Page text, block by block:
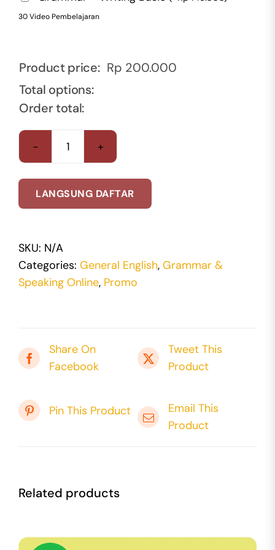
30 Video Pembelajaran
Product price: Rp 200.000
Total options:
Order total:
Program
Online
quantity
LANGSUNG DAFTAR
SKU: N/A
Categories: General English, Grammar &
Speaking Online, Promo
Share On
Facebook
Tweet This
Product
Pin This Product
Email This
Product
Related products